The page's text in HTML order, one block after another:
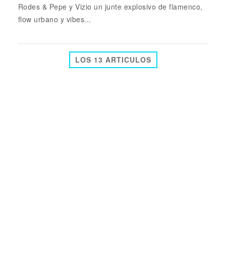
Rodes & Pepe y Vizio un junte explosivo de flamenco,
flow urbano y vibes...
LOS 13 ARTICULOS